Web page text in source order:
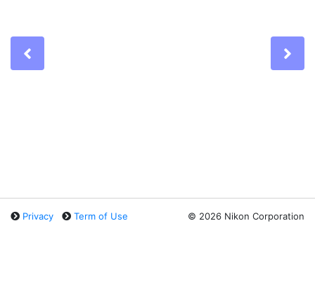
Privacy Term of Use © 2026 Nikon Corporation